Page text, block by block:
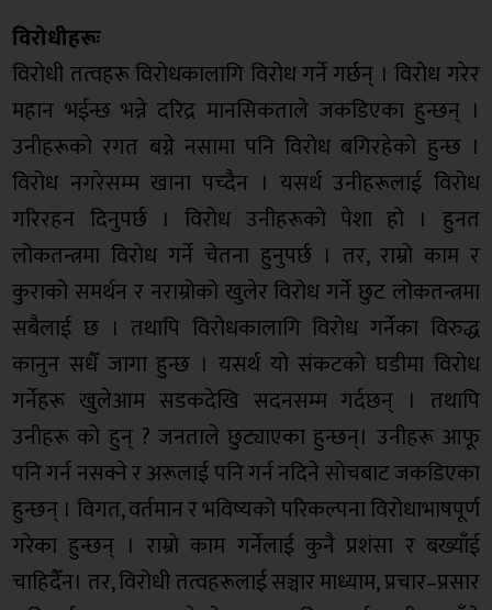
विरोधीहरूः
विरोधी तत्वहरू विरोधकालागि विरोध गर्ने गर्छन् । विरोध गरेर
महान भईन्छ भन्ने दरिद्र मानसिकताले जकडिएका हुन्छन् ।
उनीहरूको रगत बग्ने नसामा पनि विरोध बगिरहेको हुन्छ ।
विरोध नगरेसम्म खाना पच्दैन । यसर्थ उनीहरूलाई विरोध
गरिरहन दिनुपर्छ । विरोध उनीहरूको पेशा हो । हुनत
लोकतन्त्रमा विरोध गर्ने चेतना हुनुपर्छ । तर, राम्रो काम र
कुराको समर्थन र नराम्रोको खुलेर विरोध गर्ने छुट लोकतन्त्रमा
सबैलाई छ । तथापि विरोधकालागि विरोध गर्नेका विरुद्ध
कानुन सधैँ जागा हुन्छ । यसर्थ यो संकटको घडीमा विरोध
गर्नेहरू खुलेआम सडकदेखि सदनसम्म गर्दछन् । तथापि
उनीहरू को हुन् ? जनताले छुट्याएका हुन्छन्। उनीहरू आफू
पनि गर्न नसक्ने र अरूलाई पनि गर्न नदिने सोचबाट जकडिएका
हुन्छन् । विगत, वर्तमान र भविष्यको परिकल्पना विरोधाभाषपूर्ण
गरेका हुन्छन् । राम्रो काम गर्नेलाई कुनै प्रशंसा र बख्याँई
चाहिदैँन। तर, विरोधी तत्वहरूलाई सञ्चार माध्याम, प्रचार–प्रसार